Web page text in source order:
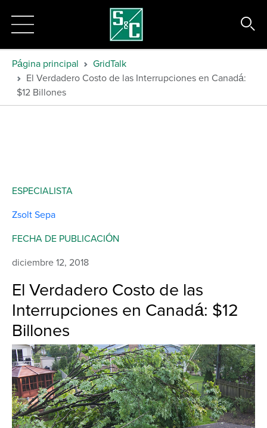
Página principal
GridTalk
El Verdadero Costo de las Interrupciones en Canadá:
$12 Billones
El Verdadero Costo de las
Interrupciones en Canadá: $12
Billones
ESPECIALISTA
Zsolt Sepa
FECHA DE PUBLICACIÓN
diciembre 12, 2018